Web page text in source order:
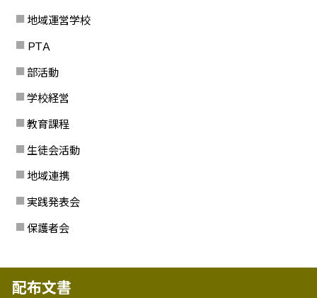
地域運営学校
ＰＴＡ
部活動
学校経営
教育課程
生徒会活動
地域連携
実践発表会
保護者会
配布文書